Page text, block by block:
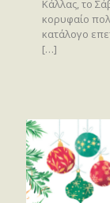
Κάλλας, το
κορυφαίο
κατάλογο
[…]